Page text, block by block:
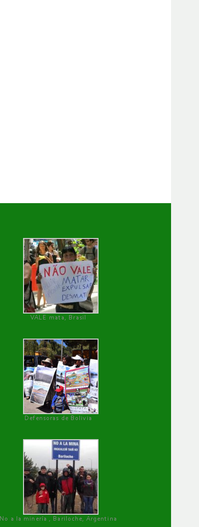
VALE mata, Brasil
Defensoras de Bolivia
No a la minería , Bariloche, Argentina